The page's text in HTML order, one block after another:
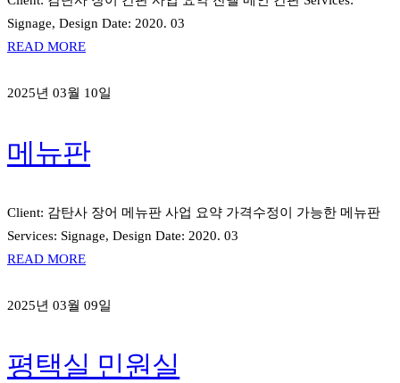
Signage, Design Date: 2020. 03
READ MORE
2025년 03월 10일
메뉴판
Client: 감탄사 장어 메뉴판 사업 요약 가격수정이 가능한 메뉴판
Services: Signage, Design Date: 2020. 03
READ MORE
2025년 03월 09일
평택실 민원실